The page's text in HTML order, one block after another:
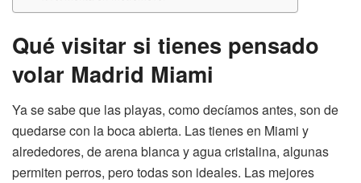
Qué visitar si tienes pensado
volar Madrid Miami
Ya se sabe que las playas, como decíamos antes, son de
quedarse con la boca abierta. Las tienes en Miami y
alrededores, de arena blanca y agua cristalina, algunas
permiten perros, pero todas son ideales. Las mejores